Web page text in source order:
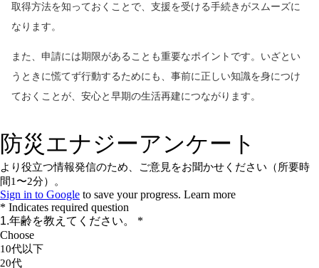
取得方法を知っておくことで、支援を受ける手続きがスムーズに
なります。
また、申請には期限があることも重要なポイントです。いざとい
うときに慌てず行動するためにも、事前に正しい知識を身につけ
ておくことが、安心と早期の生活再建につながります。